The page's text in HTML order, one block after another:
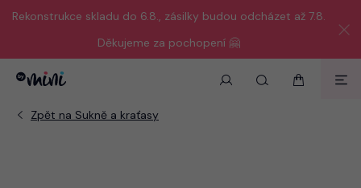
Rekonstrukce skladu do 6.8., zásilky budou odcházet až 7.8.
Děkujeme za pochopení 🤗